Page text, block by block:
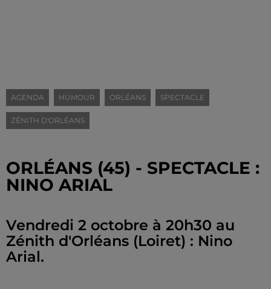
AGENDA HUMOUR ORLÉANS SPECTACLE
ZÉNITH D'ORLÉANS
ORLÉANS (45) - SPECTACLE :
NINO ARIAL
Vendredi 2 octobre à 20h30 au
Zénith d'Orléans (Loiret) : Nino
Arial.